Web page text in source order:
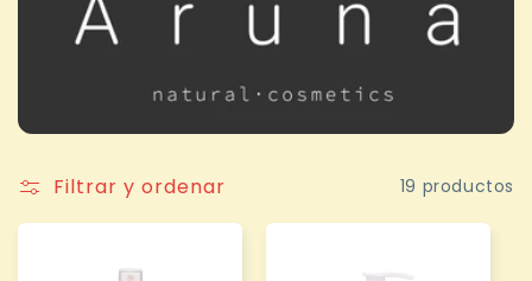
:
Filtrar y ordenar 19 productos